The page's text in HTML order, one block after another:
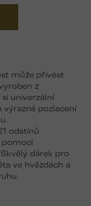
může přivést
z
univerzální
pozlacení
odstínů
pomocí
dárek pro
ve hvězdách a